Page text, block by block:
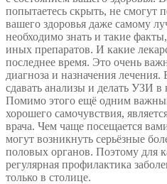
попытаетесь скрыть, не смогут
вашего здоровья даже самому
необходимо знать и такие
иных препаратов. И какие
последнее время. Это очень
диагноза и назначения
сдавать анализы и делать УЗИ в
Помимо этого ещё одним
хорошего самочувствия,
врача. Чем чаще посещается
могут возникнуть серьёзные
половых органов. Поэтому для
регулярная профилактика
только в столице.